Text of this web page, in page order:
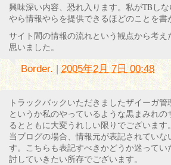
興味深い内容、恐れ入ります。私がTBし
やら情報やらを提供できるほどのことを
サイト間の情報の流れという観点から考
思いました。
Border.| 2005年2月 7日 00:48
トラックバックいただきましたザイーガ
というか私のやっているような黒まみれ
るとともに大変うれしい限りでございます。
当ブログの場合、情報元が表記されてい
す。こちらも表記すべきかどうか迷って
討していきたい所存でございます。